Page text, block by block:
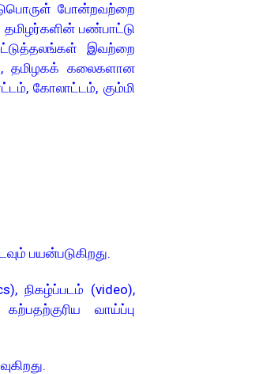
போன்றவற்றை
தமிழர்களின் பண்பாட்டு
இவற்றை
தமிழகக் கலைகளான
கோலாட்டம், கும்மி
பயன்படுகிறது.
நிகழ்ப்படம் (video),
வாய்ப்பு